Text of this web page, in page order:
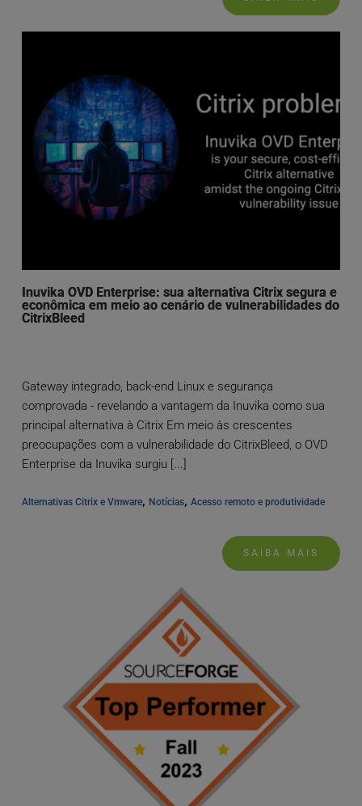
Inuvika OVD Enterprise: sua alternativa Citrix segura e
econômica em meio ao cenário de vulnerabilidades do
CitrixBleed
Gateway integrado, back-end Linux e segurança
comprovada - revelando a vantagem da Inuvika como sua
principal alternativa à Citrix Em meio às crescentes
preocupações com a vulnerabilidade do CitrixBleed, o OVD
Enterprise da Inuvika surgiu [...]
Alternativas Citrix e Vmware, Notícias, Acesso remoto e produtividade
SAIBA MAIS